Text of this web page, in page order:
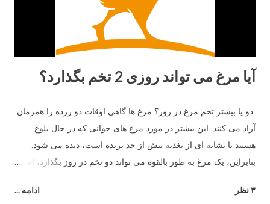
آیا مرغ می تواند روزی 2 تخم بگذارد؟
دو یا بیشتر تخم مرغ در روز؟ مرغ ها گاهی اوقات دو زرده را همزمان
آزاد می کنند. این بیشتر در مورد مرغ های جوانی که در حال بلوغ
هستند یا نشانه ای از تغذیه بیش از حد پرنده است، دیده می شود.
بنابراین، یک مرغ به طور بالقوه می تواند دو تخم در روز بگذارد، اما نه
۳ نظر ادامه ...